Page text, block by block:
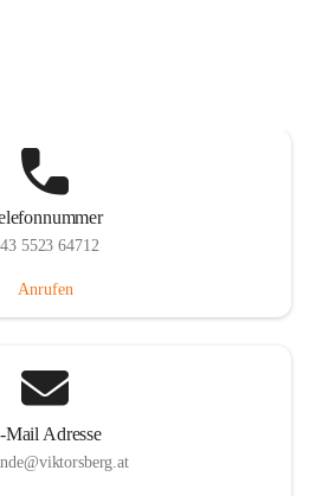
5523 64712
Anrufen
Mail Adresse